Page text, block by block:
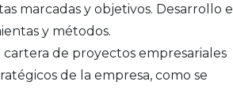
marcadas y objetivos. Desarrollo e
y métodos.
de proyectos empresariales
de la empresa, como se